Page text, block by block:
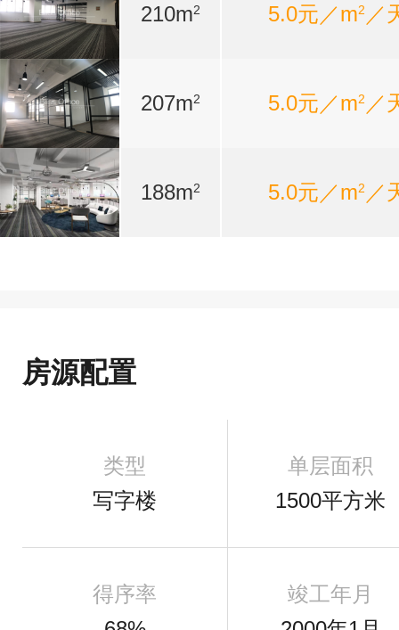
210m2 5.0元／m2 ／
207m2 5.0元／m2 ／
188m2 5.0元／m2 ／
房源配置
类型
写字楼
单层面积
1500平方米
得序率
竣工年月